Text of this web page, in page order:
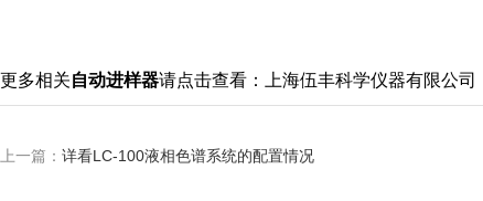
更多相关自动进样器请点击查看：上海伍丰科学仪器有限公司
上一篇： 详看LC-100液相色谱系统的配置情况